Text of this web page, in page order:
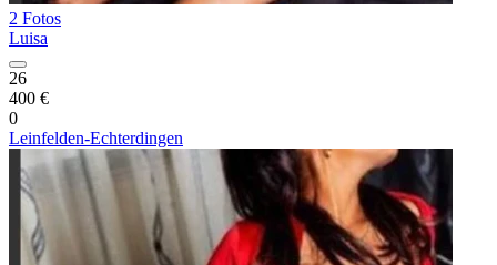
2 Fotos
Luisa
26
400 €
0
Leinfelden-Echterdingen